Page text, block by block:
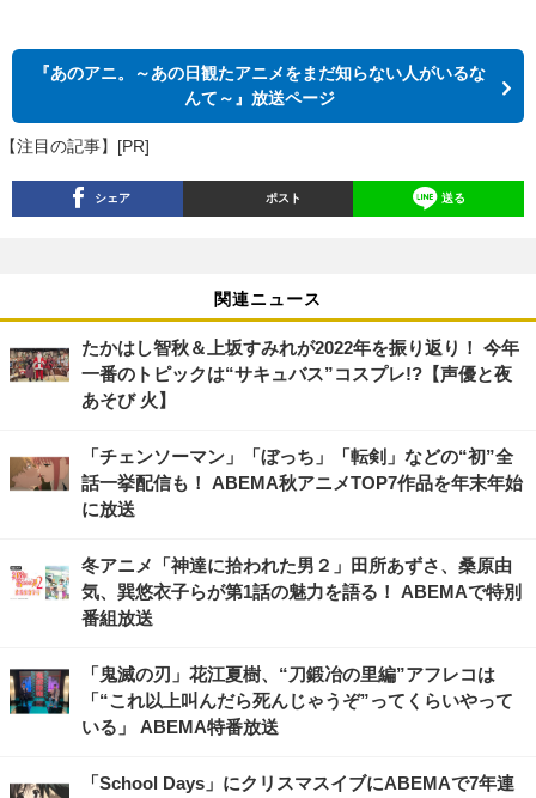
『あのアニ。～あの日観たアニメをまだ知らない人がいるな
んて～』放送ページ
【注目の記事】[PR]
シェア ポスト 送る
関連ニュース
たかはし智秋＆上坂すみれが2022年を振り返り！ 今年
一番のトピックは“サキュバス”コスプレ!?【声優と夜
あそび 火】
「チェンソーマン」「ぼっち」「転剣」などの“初”全
話一挙配信も！ ABEMA秋アニメTOP7作品を年末年始
に放送
冬アニメ「神達に拾われた男２」田所あずさ、桑原由
気、巽悠衣子らが第1話の魅力を語る！ ABEMAで特別
番組放送
「鬼滅の刃」花江夏樹、“刀鍛冶の里編”アフレコは
「“これ以上叫んだら死んじゃうぞ”ってくらいやって
いる」 ABEMA特番放送
「School Days」にクリスマスイブにABEMAで7年連